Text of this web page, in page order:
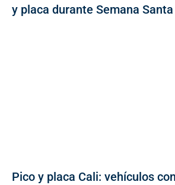
y placa durante Semana Santa
Pico y placa Cali: vehículos